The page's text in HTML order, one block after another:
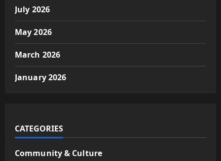
July 2026
May 2026
March 2026
January 2026
CATEGORIES
Community & Culture